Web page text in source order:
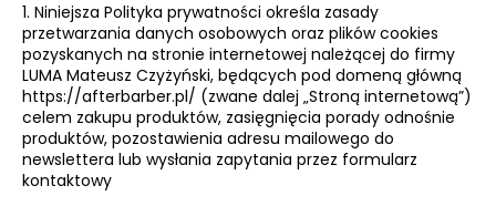
1. Niniejsza Polityka prywatności określa zasady
przetwarzania danych osobowych oraz plików cookies
pozyskanych na stronie internetowej należącej do firmy
LUMA Mateusz Czyżyński, będących pod domeną główną
https://afterbarber.pl/ (zwane dalej „Stroną internetową”)
celem zakupu produktów, zasięgnięcia porady odnośnie
produktów, pozostawienia adresu mailowego do
newslettera lub wysłania zapytania przez formularz
kontaktowy